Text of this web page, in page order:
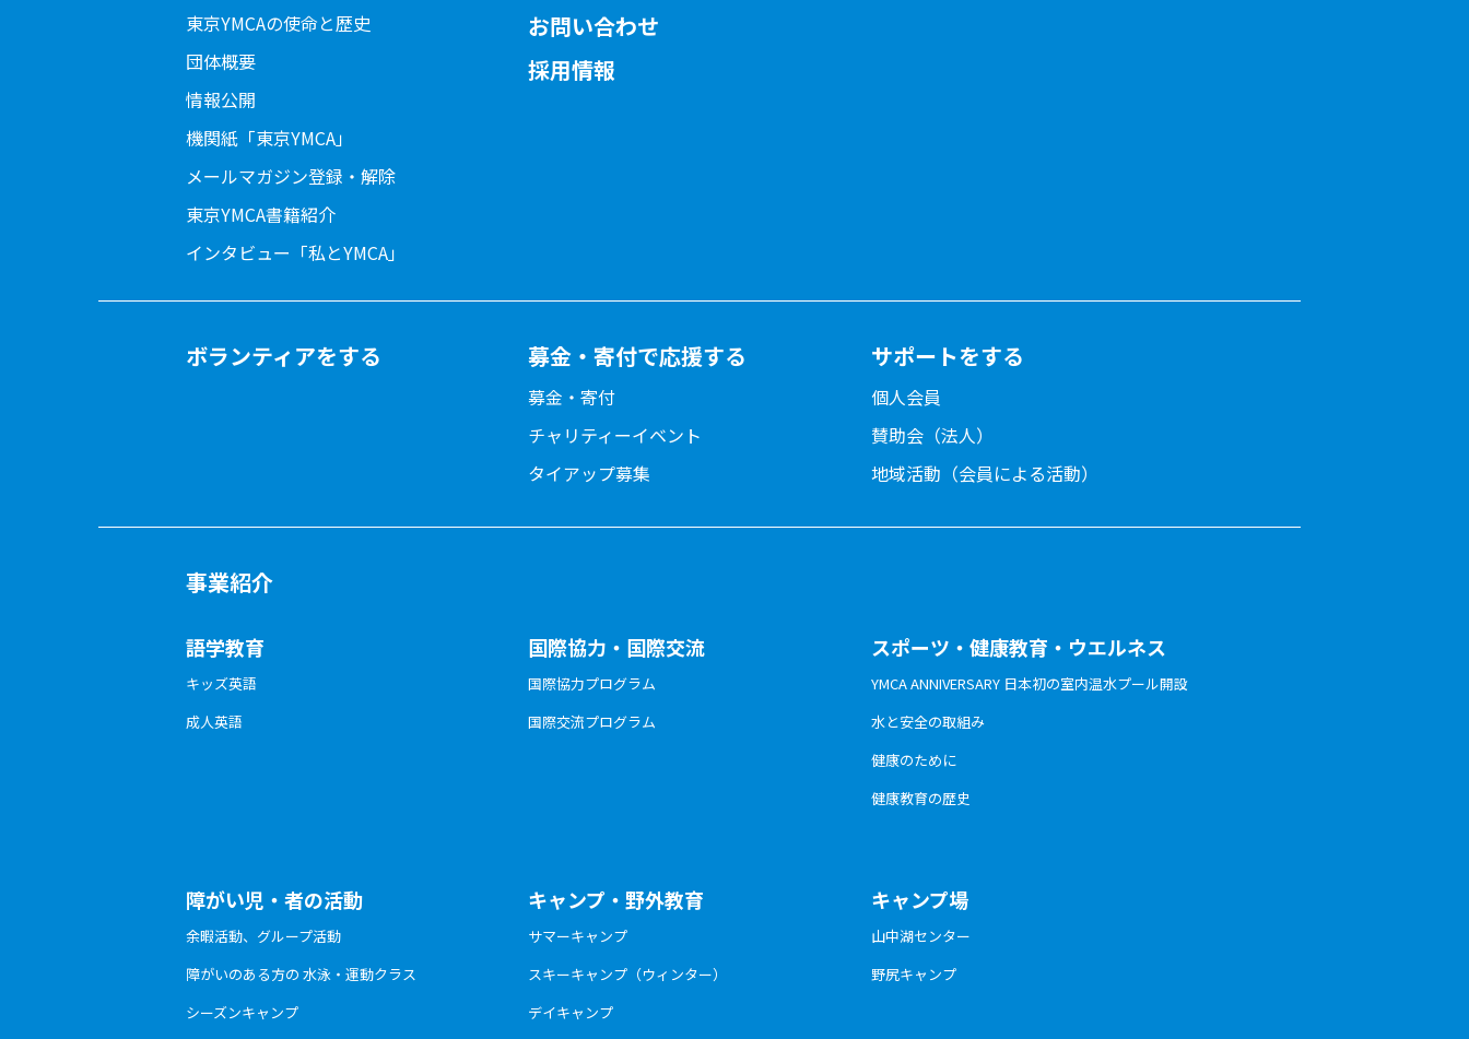
東京YMCAの使命と歴史
団体概要
情報公開
機関紙「東京YMCA」
メールマガジン登録・解除
東京YMCA書籍紹介
インタビュー「私とYMCA」
お問い合わせ
採用情報
ボランティアをする 募金・寄付で応援する
募金・寄付
チャリティーイベント
タイアップ募集
サポートをする
個人会員
賛助会（法人）
地域活動（会員による活動）
事業紹介
語学教育
キッズ英語
成人英語
国際協力・国際交流
国際協力プログラム
国際交流プログラム
スポーツ・健康教育・ウエルネス
YMCA ANNIVERSARY 日本初の室内温水プール開設
水と安全の取組み
健康のために
健康教育の歴史
障がい児・者の活動
余暇活動、グループ活動
障がいのある方の 水泳・運動クラス
シーズンキャンプ
キャンプ・野外教育
サマーキャンプ
スキーキャンプ（ウィンター）
デイキャンプ
キャンプ場
山中湖センター
野尻キャンプ